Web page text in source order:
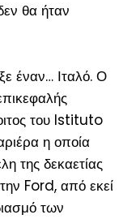
θα ήταν
έναν… Ιταλό. Ο
του Istituto
η οποία
της δεκαετίας
Ford, από εκεί
των